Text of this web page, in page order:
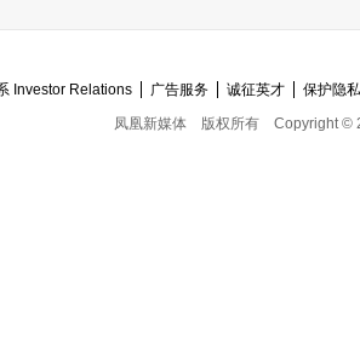
Investor Relations 广告服务 诚征英才
保护隐
凤凰新媒体
版权所有 Copyright ©